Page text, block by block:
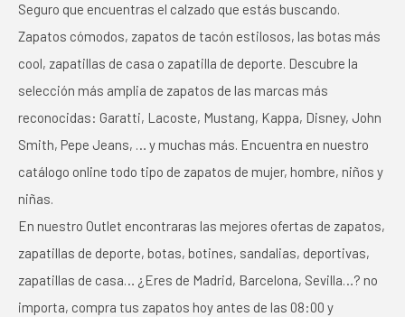
Seguro que encuentras el calzado que estás buscando.
Zapatos cómodos, zapatos de tacón estilosos, las botas más
cool, zapatillas de casa o zapatilla de deporte. Descubre la
selección más amplia de zapatos de las marcas más
reconocidas: Garatti, Lacoste, Mustang, Kappa, Disney, John
Smith, Pepe Jeans, … y muchas más. Encuentra en nuestro
catálogo online todo tipo de zapatos de mujer, hombre, niños y
niñas.
En nuestro Outlet encontraras las mejores ofertas de zapatos,
zapatillas de deporte, botas, botines, sandalias, deportivas,
zapatillas de casa… ¿Eres de Madrid, Barcelona, Sevilla…? no
importa, compra tus zapatos hoy antes de las 08:00 y